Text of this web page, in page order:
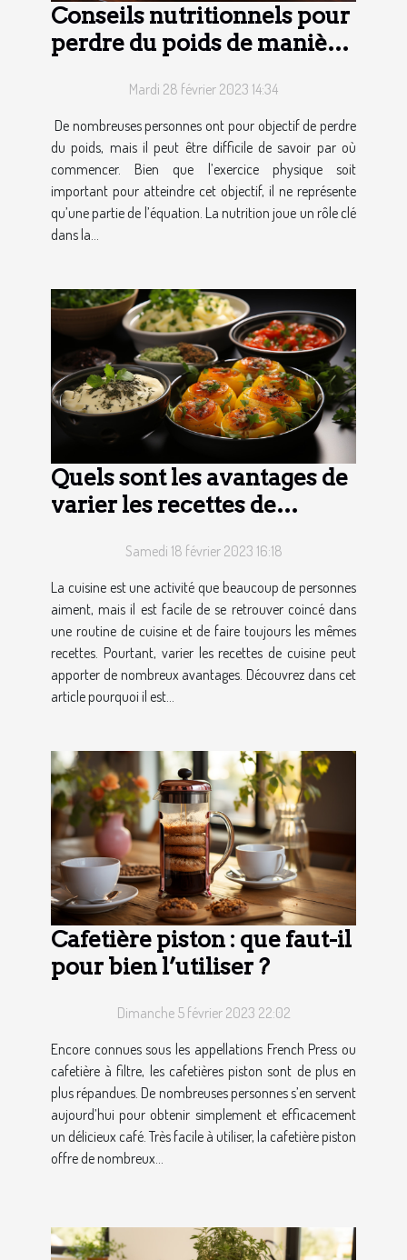
Conseils nutritionnels pour
perdre du poids de manière
Mardi 28 février 2023 14:34
De nombreuses personnes ont pour objectif de perdre
du poids, mais il peut être difficile de savoir par où
commencer. Bien que l’exercice physique soit
important pour atteindre cet objectif, il ne représente
qu’une partie de l’équation. La nutrition joue un rôle clé
dans la...
Quels sont les avantages de
varier les recettes de
Samedi 18 février 2023 16:18
La cuisine est une activité que beaucoup de personnes
aiment, mais il est facile de se retrouver coincé dans
une routine de cuisine et de faire toujours les mêmes
recettes. Pourtant, varier les recettes de cuisine peut
apporter de nombreux avantages. Découvrez dans cet
article pourquoi il est...
Cafetière piston : que faut-il
pour bien l’utiliser ?
Dimanche 5 février 2023 22:02
Encore connues sous les appellations French Press ou
cafetière à filtre, les cafetières piston sont de plus en
plus répandues. De nombreuses personnes s’en servent
aujourd’hui pour obtenir simplement et efficacement
un délicieux café. Très facile à utiliser, la cafetière piston
offre de nombreux...